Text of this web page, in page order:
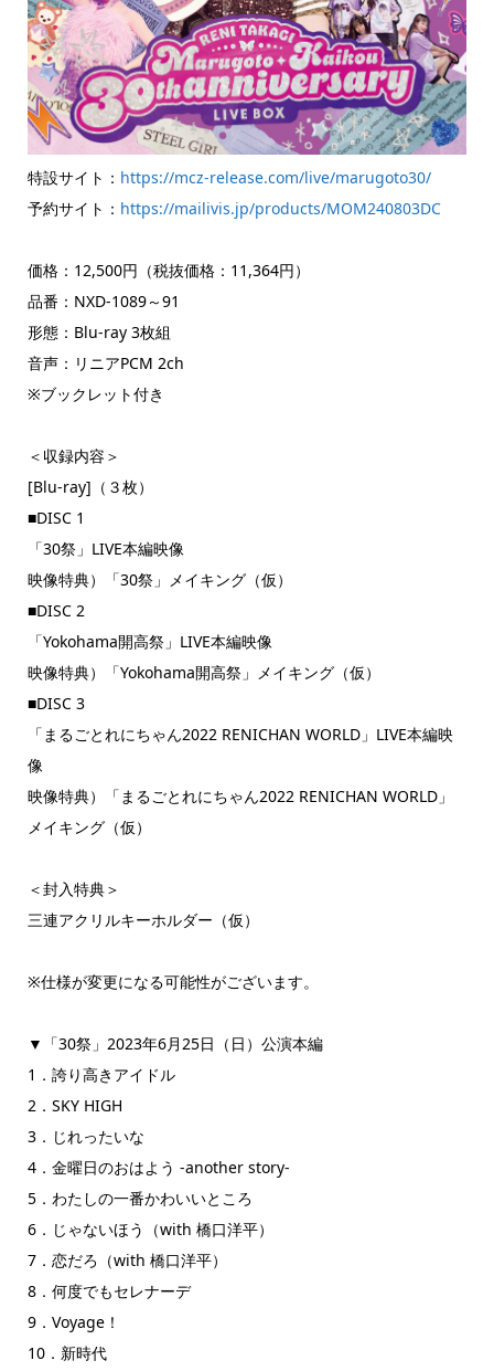
特設サイト： https://mcz-release.com/live/marugoto30/
予約サイト： https://mailivis.jp/products/MOM240803DC
価格：12,500円（税抜価格：11,364円）
品番：NXD-1089～91
形態：Blu-ray 3枚組
音声：リニアPCM 2ch
※ブックレット付き
＜収録内容＞
[Blu-ray]（３枚）
■DISC 1
「30祭」LIVE本編映像
映像特典）「30祭」メイキング（仮）
■DISC 2
「Yokohama開高祭」LIVE本編映像
映像特典）「Yokohama開高祭」メイキング（仮）
■DISC 3
「まるごとれにちゃん2022 RENICHAN WORLD」LIVE本編映
像
映像特典）「まるごとれにちゃん2022 RENICHAN WORLD」
メイキング（仮）
＜封入特典＞
三連アクリルキーホルダー（仮）
※仕様が変更になる可能性がございます。
▼「30祭」2023年6月25日（日）公演本編
1．誇り高きアイドル
2．SKY HIGH
3．じれったいな
4．金曜日のおはよう -another story-
5．わたしの一番かわいいところ
6．じゃないほう（with 橋口洋平）
7．恋だろ（with 橋口洋平）
8．何度でもセレナーデ
9．Voyage！
10．新時代